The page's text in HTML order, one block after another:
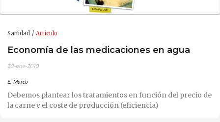
Sanidad Artículo
Economía de las medicaciones en agua
20-ene-2010
E. Marco
Debemos plantear los tratamientos en función del precio de
la carne y el coste de producción (eficiencia)